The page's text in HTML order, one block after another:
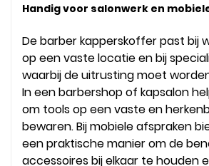
Handig voor salonwerk en
De barber kapperskoffer past bij
op een vaste locatie en bij
waarbij de uitrusting moet
In een barbershop of kapsalon
om tools op een vaste en
bewaren. Bij mobiele afspraken
een praktische manier om de
accessoires bij elkaar te houden